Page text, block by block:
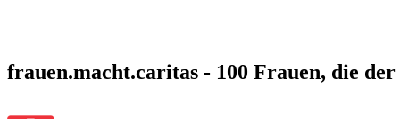
frauen.macht.caritas - 100 Frauen, die